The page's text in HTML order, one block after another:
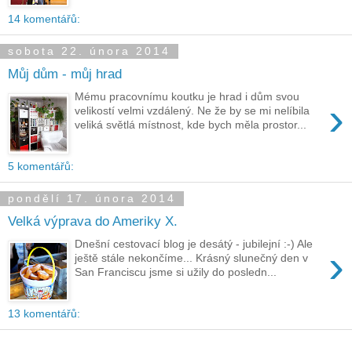
14 komentářů:
sobota 22. února 2014
Můj dům - můj hrad
›
Mému pracovnímu koutku je hrad i dům svou
velikostí velmi vzdálený. Ne že by se mi nelíbila
veliká světlá místnost, kde bych měla prostor...
5 komentářů:
pondělí 17. února 2014
Velká výprava do Ameriky X.
›
Dnešní cestovací blog je desátý - jubilejní :-) Ale
ještě stále nekončíme... Krásný slunečný den v
San Franciscu jsme si užily do posledn...
13 komentářů: